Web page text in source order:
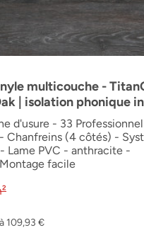
multicouche -
| isolation phonique
d'usure - 33
Chanfreins (4 côtés) -
Lame PVC - anthracite -
facile
109,93 €